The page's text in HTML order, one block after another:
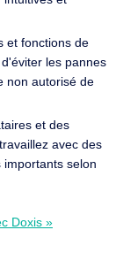
et fonctions de
les pannes
non autorisé de
et des
avec des
selon
Doxis »